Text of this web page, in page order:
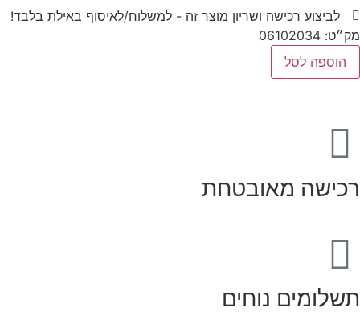
לביצוע רכישה ושריון מוצר זה - למשלוח/לאיסוף באילת בלבד!
מק״ט: 06102034
הוספה לסל
רכישה מאובטחת
תשלומים נוחים